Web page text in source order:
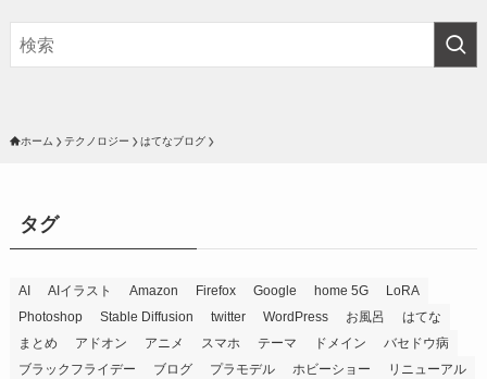
ホーム テクノロジー はてなブログ
タグ
AI AIイラスト Amazon Firefox Google home 5G
LoRA
Photoshop
Stable Diffusion twitter WordPress お風呂
はてな
まとめ
アドオン アニメ スマホ テーマ ドメイン
バセドウ病
ブラックフライデー
ブログ プラモデル ホビーショー
リニューアル